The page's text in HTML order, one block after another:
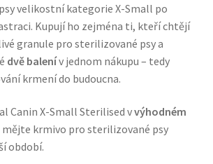
pro psy
velikostní kategorie X-Small po
Kupují ho zejména ti, kteří chtějí
granule pro sterilizované psy a
dvě balenív jednom nákupu – tedy
krmení do budoucna.
Canin X-Small Sterilised vvýhodném
krmivo pro sterilizované psy
období.